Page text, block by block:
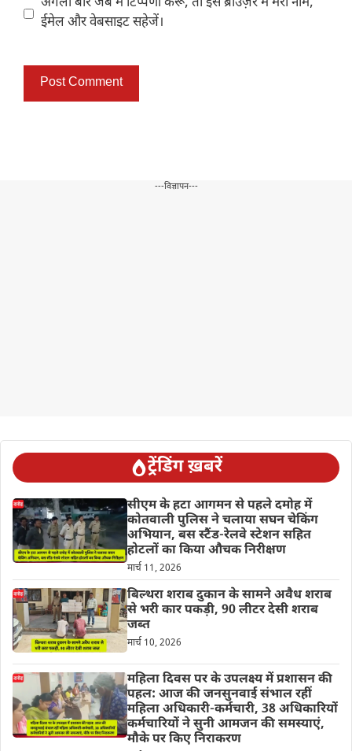
ईमेल और वेबसाइट सहेजें।
---विज्ञापन---
ट्रेंडिंग ख़बरें
सीएम के हटा आगमन से पहले दमोह में
कोतवाली पुलिस ने चलाया सघन चेकिंग
अभियान, बस स्टैंड-रेलवे स्टेशन सहित
होटलों का किया औचक निरीक्षण
मार्च 11, 2026
बिल्थरा शराब दुकान के सामने अवैध शराब
से भरी कार पकड़ी, 90 लीटर देसी शराब
जब्त
मार्च 10, 2026
महिला दिवस पर के उपलक्ष्य में प्रशासन की
पहल: आज की जनसुनवाई संभाल रहीं
महिला अधिकारी-कर्मचारी, 38 अधिकारियों
कर्मचारियों ने सुनी आमजन की समस्याएं,
मौके पर किए निराकरण